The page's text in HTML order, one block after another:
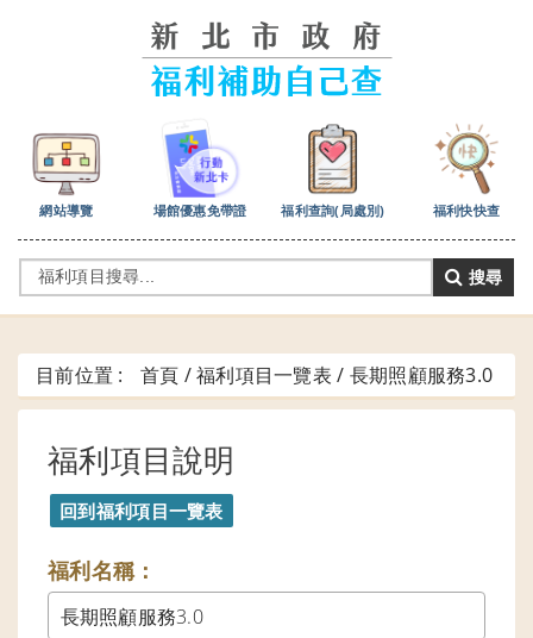
網站導覽 場館優惠免帶證 福利查詢(局處別) 福利快快查
搜尋
目前位置 : 首頁 / 福利項目一覽表 / 長期照顧服務3.0
福利項目說明
福利名稱：
長期照顧服務3.0